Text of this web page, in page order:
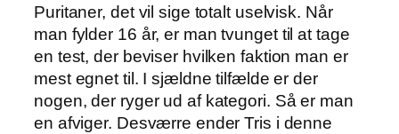
Puritaner, det vil sige totalt uselvisk. Når
man fylder 16 år, er man tvunget til at tage
en test, der beviser hvilken faktion man er
mest egnet til. I sjældne tilfælde er der
nogen, der ryger ud af kategori. Så er man
en afviger. Desværre ender Tris i denne